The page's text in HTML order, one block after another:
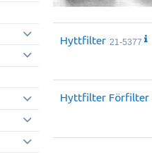
Hyttfilter 21-5377
Hyttfilter Förfilter